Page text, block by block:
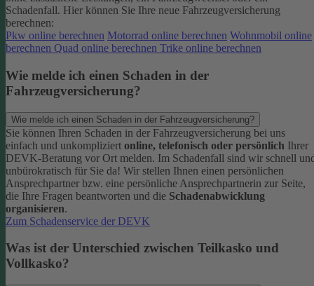
Schadenfall. Hier können Sie Ihre neue Fahrzeugversicherung
berechnen:
Pkw online berechnen Motorrad online berechnen Wohnmobil online
berechnen Quad online berechnen Trike online berechnen
Wie melde ich einen Schaden in der
Fahrzeugversicherung?
Wie melde ich einen Schaden in der Fahrzeugversicherung?
Sie können Ihren Schaden in der Fahrzeugversicherung bei uns
einfach und unkompliziert online, telefonisch oder persönlich Ihrer
DEVK-Beratung vor Ort melden. Im Schadenfall sind wir schnell
unbürokratisch für Sie da! Wir stellen Ihnen einen persönlichen
Ansprechpartner bzw. eine persönliche Ansprechpartnerin zur Seite,
die Ihre Fragen beantworten und die Schadenabwicklung
organisieren.
Zum Schadenservice der DEVK
Was ist der Unterschied zwischen Teilkasko und
Vollkasko?